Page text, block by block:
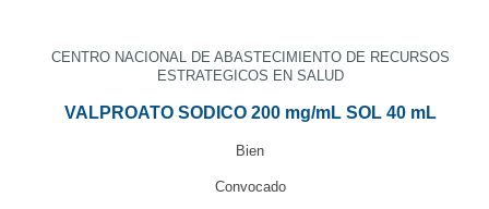
CENTRO NACIONAL DE ABASTECIMIENTO DE RECURSOS
ESTRATEGICOS EN SALUD
VALPROATO SODICO 200 mg/mL SOL 40 mL
Bien
Convocado